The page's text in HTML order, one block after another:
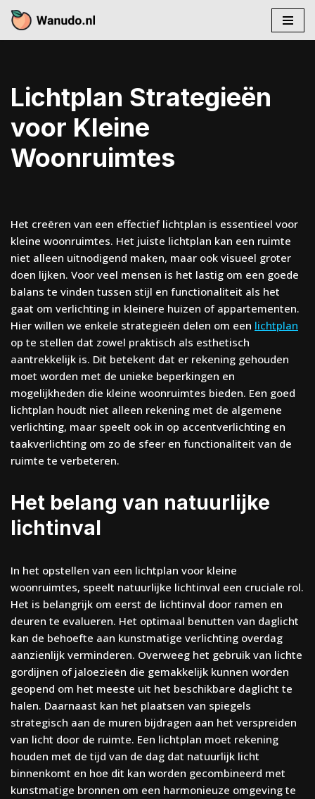
Skip
Lichtplan Strategieën
voor Kleine
Woonruimtes
Het creëren van een effectief lichtplan is essentieel voor
kleine woonruimtes. Het juiste lichtplan kan een ruimte
niet alleen uitnodigend maken, maar ook visueel groter
doen lijken. Voor veel mensen is het lastig om een goede
balans te vinden tussen stijl en functionaliteit als het
gaat om verlichting in kleinere huizen of appartementen.
Hier willen we enkele strategieën delen om een lichtplan
op te stellen dat zowel praktisch als esthetisch
aantrekkelijk is. Dit betekent dat er rekening gehouden
moet worden met de unieke beperkingen en
mogelijkheden die kleine woonruimtes bieden. Een goed
lichtplan houdt niet alleen rekening met de algemene
verlichting, maar speelt ook in op accentverlichting en
taakverlichting om zo de sfeer en functionaliteit van de
ruimte te verbeteren.
Het belang van natuurlijke
lichtinval
In het opstellen van een lichtplan voor kleine
woonruimtes, speelt natuurlijke lichtinval een cruciale rol.
Het is belangrijk om eerst de lichtinval door ramen en
deuren te evalueren. Het optimaal benutten van daglicht
kan de behoefte aan kunstmatige verlichting overdag
aanzienlijk verminderen. Overweeg het gebruik van lichte
gordijnen of jaloezieën die gemakkelijk kunnen worden
geopend om het meeste uit het beschikbare daglicht te
halen. Daarnaast kan het plaatsen van spiegels
strategisch aan de muren bijdragen aan het verspreiden
van licht door de ruimte. Een lichtplan moet rekening
houden met de tijd van de dag dat natuurlijk licht
binnenkomt en hoe dit kan worden gecombineerd met
kunstmatige bronnen om een harmonieuze omgeving te